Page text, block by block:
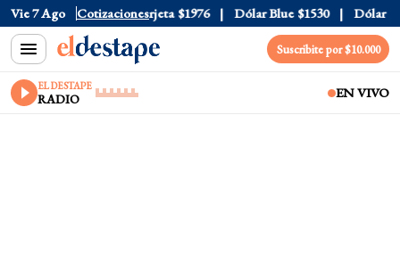
Vie 7 Ago Cotizaciones
$1520 Dólar Tarjeta $1976 Dólar Blue $1530 Dólar CCL
Suscribite por $10.000
EL DESTAPE
RADIO EN VIVO